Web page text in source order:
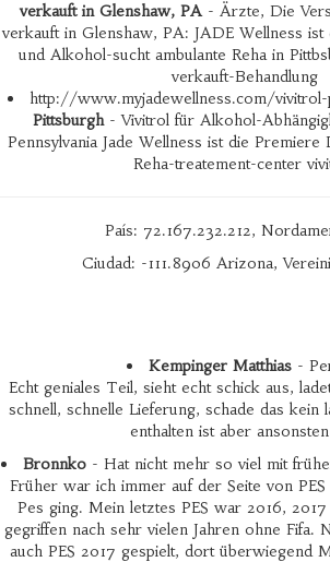
verkauft in Glenshaw, PA- Ärzte, Die
verkauft in Glenshaw, PA: JADE Wellness
und Alkohol-sucht ambulante Reha in
verkauft-Behandlung
http://www.myjadewellness.com/
Pittsburgh- Vivitrol für Alkohol-
Pennsylvania Jade Wellness ist die
Reha-treatement-center
País: 72.167.232.212,
Ciudad: -111.8906 Arizona,
Kempinger Matthias-
Echt geniales Teil, sieht echt schick aus,
schnell, schnelle Lieferung, schade das kein
enthalten ist aber
Bronnko - Hat nicht mehr so viel mit
Früher war ich immer auf der Seite von
Pes ging. Mein letztes PES war 2016,
gegriffen nach sehr vielen Jahren ohne Fifa.
auch PES 2017 gespielt, dort überwiegend